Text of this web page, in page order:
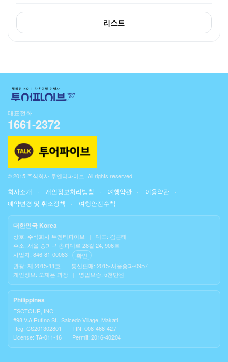
리스트
대표전화
1661-2372
© 2015 주식회사 투엔티파이브. All rights reserved.
회사소개 개인정보처리방침 여행약관
이용약관
예약변경 및 취소정책
여행안전수칙
대한민국 Korea
상호: 주식회사 투엔티파이브 |
대표: 김근태
주소: 서울 송파구 송파대로 28길 24, 906호
사업자: 846-81-00083
확인
관광: 제 2015-11호
|
통신판매: 2015-서울송파-0957
개인정보: 오재은 과장
| 영업보증: 5천만원
Philippines
ESCTOUR, INC
#98 V.A Rufino St., Salcedo Village, Makati
Reg: CS201302801
|
TIN: 008-468-427
License: TA-011-16
| Permit: 2016-40204